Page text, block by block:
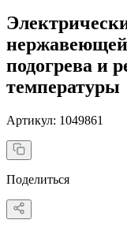
подогрева и
температуры
Артикул: 1049861
Поделиться